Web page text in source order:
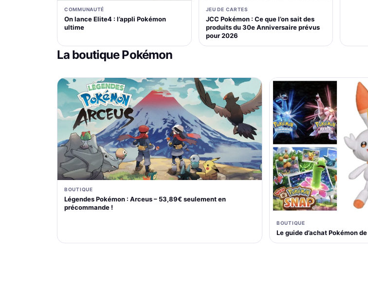
COMMUNAUTÉ
On lance Elite4 : l’appli Pokémon
ultime
JEU DE CARTES
JCC Pokémon : Ce que l’on sait des
produits du 30e Anniversaire prévus
pour 2026
La boutique Pokémon
BOUTIQUE
Légendes Pokémon : Arceus – 53,89€ seulement en
précommande !
BOUTIQUE
Le guide d’achat Pokémon